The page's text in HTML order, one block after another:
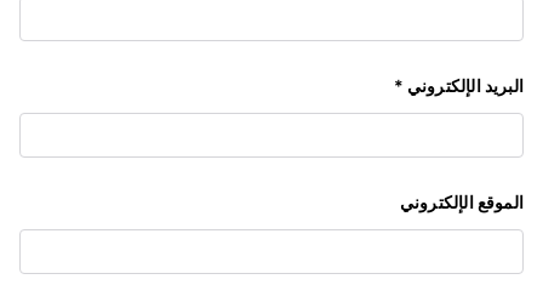
البريد الإلكتروني *
الموقع الإلكتروني